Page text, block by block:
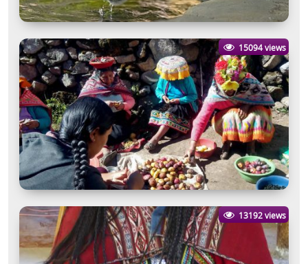
15094 views
13192 views